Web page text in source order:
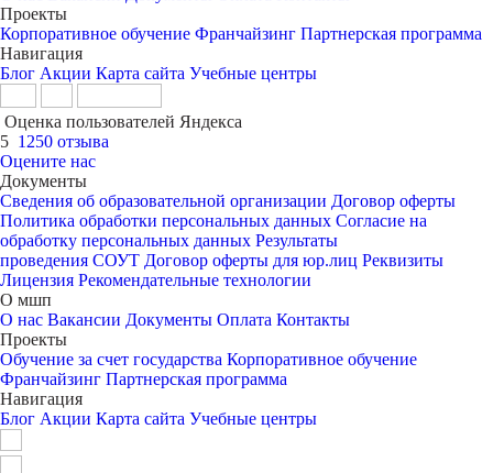
Проекты
Корпоративное обучение Франчайзинг Партнерская программа
Навигация
Блог Акции Карта сайта Учебные центры
Оценка пользователей Яндекса
5 1250 отзыва
Оцените нас
Документы
Сведения об образовательной организации Договор оферты
Политика обработки персональных данных Согласие на
обработку персональных данных Результаты
проведения СОУТ Договор оферты для юр.лиц Реквизиты
Лицензия Рекомендательные технологии
О мшп
О нас Вакансии Документы Оплата Контакты
Проекты
Обучение за счет государства Корпоративное обучение
Франчайзинг Партнерская программа
Навигация
Блог Акции Карта сайта Учебные центры